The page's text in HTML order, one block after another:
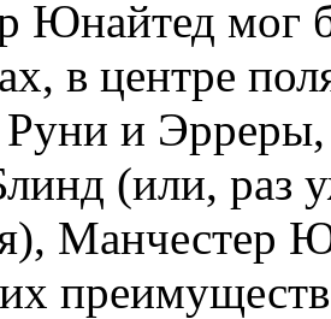
Юнайтед мог
в центре
Руни и
(или, раз
Манчестер